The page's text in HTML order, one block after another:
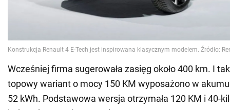
Wcześniej firma sugerowała zasięg około 400 km. I
topowy wariant o mocy 150 KM wyposażono w
52 kWh. Podstawowa wersja otrzymała 120 KM i 40-